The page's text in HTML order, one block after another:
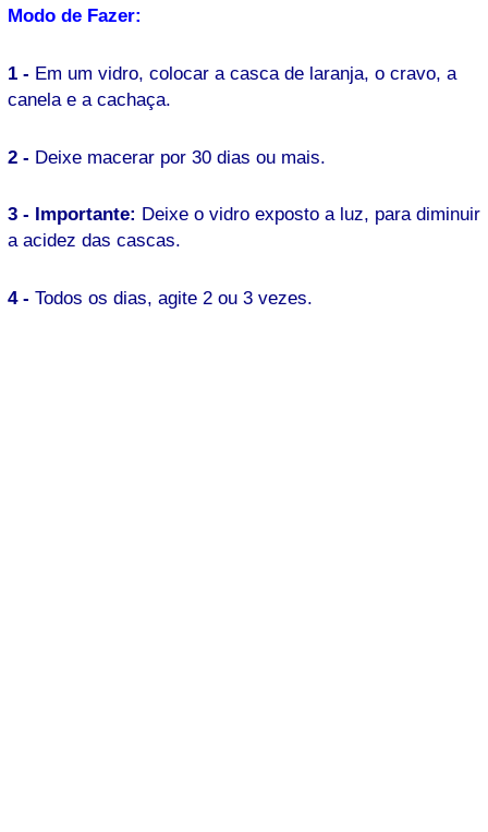
Modo de Fazer:
1 - Em um vidro, colocar a casca de laranja, o cravo, a
canela e a cachaça.
2 - Deixe macerar por 30 dias ou mais.
3 - Importante: Deixe o vidro exposto a luz, para diminuir
a acidez das cascas.
4 -Todos os dias, agite 2 ou 3 vezes.